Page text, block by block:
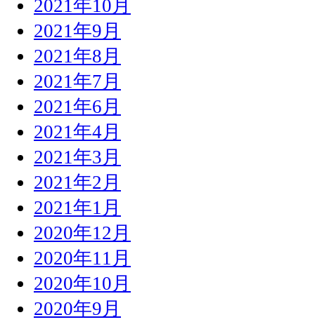
2021年10月
2021年9月
2021年8月
2021年7月
2021年6月
2021年4月
2021年3月
2021年2月
2021年1月
2020年12月
2020年11月
2020年10月
2020年9月